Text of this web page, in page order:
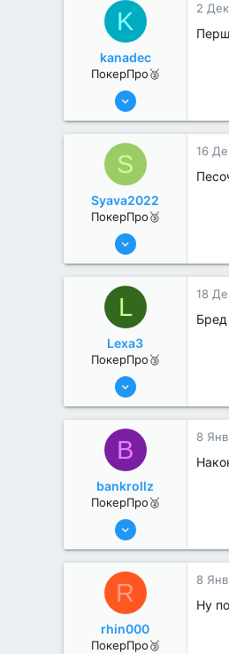
K
kanadec
ПокерПро🥈
17 Авг 2022
0
2
S
Syava2022
ПокерПро🥉
17 Авг 2022
2
16
L
Lexa3
ПокерПро🥉
17 Авг 2022
1
18
Бред
B
bankrollz
ПокерПро🥈
8 Июн 2022
0
8
R
rhin000
ПокерПро🥉
8
Ну